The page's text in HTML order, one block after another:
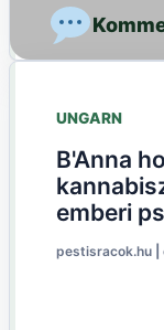
UNGARN
B'Anna
emberi
pestisracok.hu